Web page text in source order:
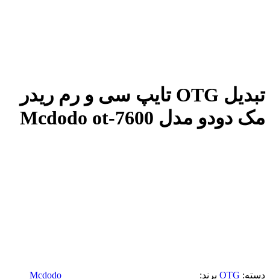
تبدیل OTG تایپ سی و رم ریدر
مک دودو مدل Mcdodo ot-7600
دسته: OTG برند: Mcdodo